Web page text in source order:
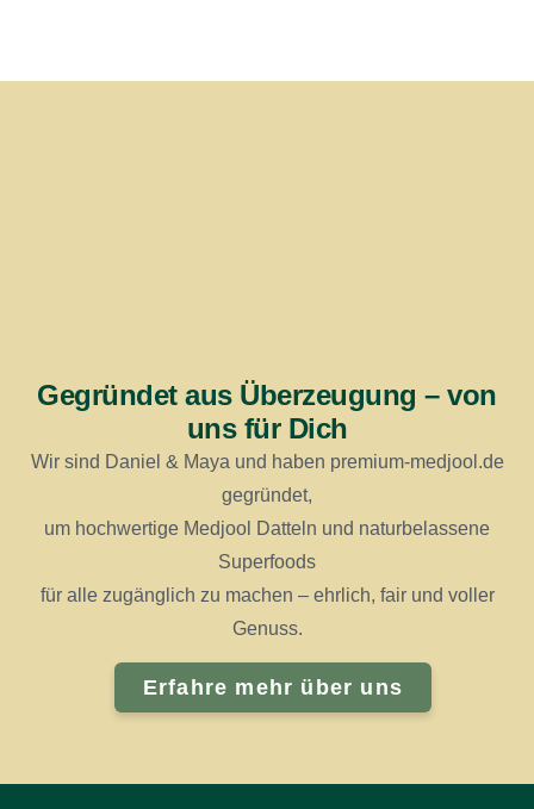
Gegründet aus Überzeugung – von
uns für Dich
Wir sind Daniel & Maya und haben premium-medjool.de
gegründet,
um hochwertige Medjool Datteln und naturbelassene
Superfoods
für alle zugänglich zu machen – ehrlich, fair und voller
Genuss.
Erfahre mehr über uns